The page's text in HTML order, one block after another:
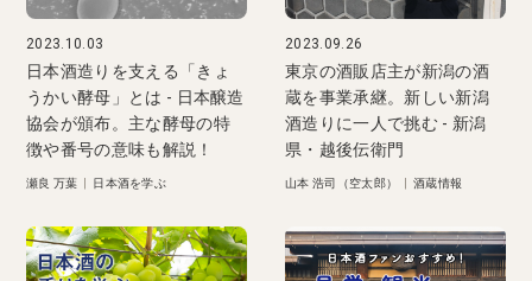
2023.10.03
日本酒造りを支える「きょ
うかい酵母」とは - 日本醸造
協会が頒布。主な酵母の特
徴や番号の意味も解説！
瀬良 万葉 日本酒を学ぶ
2023.09.26
東京の酒販店主が新潟の酒
蔵を事業承継。新しい新潟
酒造りに一人で挑む - 新潟
県・越後伝衛門
山本 浩司（空太郎） 酒蔵情報